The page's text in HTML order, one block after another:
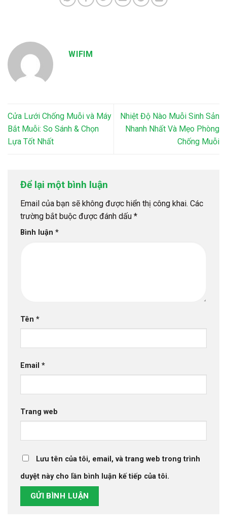
WIFIM
Cửa Lưới Chống Muỗi và Máy
Bắt Muỗi: So Sánh & Chọn
Lựa Tốt Nhất
Nhiệt Độ Nào Muỗi Sinh Sản
Nhanh Nhất Và Mẹo Phòng
Chống Muỗi
Để lại một bình luận
Email của bạn sẽ không được hiển thị công khai. Các
trường bắt buộc được đánh dấu *
Bình luận *
Tên *
Email *
Trang web
Lưu tên của tôi, email, và trang web trong trình
duyệt này cho lần bình luận kế tiếp của tôi.